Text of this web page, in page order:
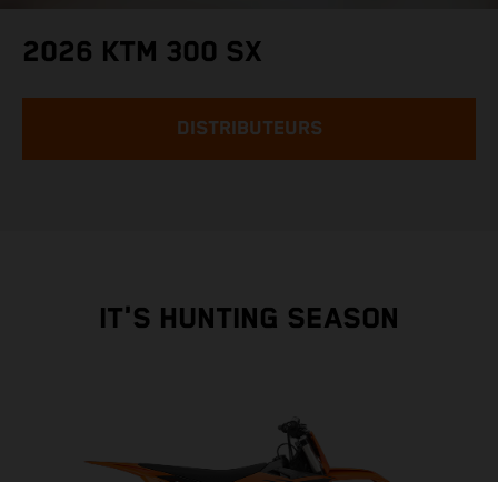
2026 KTM 300 SX
DISTRIBUTEURS
IT'S HUNTING SEASON